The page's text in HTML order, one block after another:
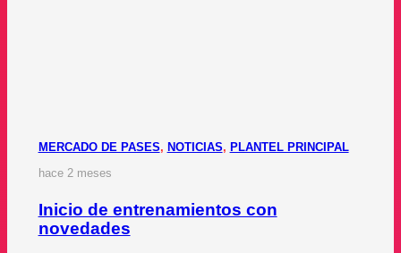
MERCADO DE PASES, NOTICIAS, PLANTEL PRINCIPAL
hace 2 meses
Inicio de entrenamientos con
novedades